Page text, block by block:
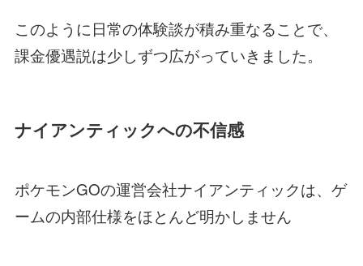
このように日常の体験談が積み重なることで、
課金優遇説は少しずつ広がっていきました。
ナイアンティックへの不信感
ポケモンGOの運営会社ナイアンティックは、ゲ
ームの内部仕様をほとんど明かしません